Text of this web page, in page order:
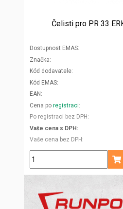
Čelisti pro PR 33
Dostupnost EMAS
Značka
Kód dodavatele
Kód EMAS
EAN
Cena po registraci
Po registraci bez DPH
Vaše cena s DPH
Vaše cena bez DPH
ks